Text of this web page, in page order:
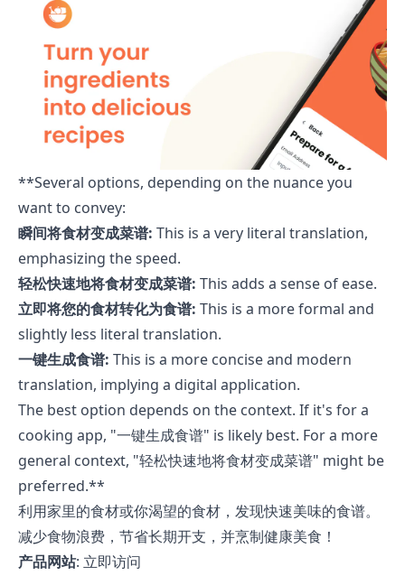
**Several options, depending on the nuance you
want to convey:
瞬间将食材变成菜谱: This is a very literal translation,
emphasizing the speed.
轻松快速地将食材变成菜谱: This adds a sense of ease.
立即将您的食材转化为食谱: This is a more formal and
slightly less literal translation.
一键生成食谱: This is a more concise and modern
translation, implying a digital application.
The best option depends on the context. If it's for a
cooking app, "一键生成食谱" is likely best. For a more
general context, "轻松快速地将食材变成菜谱" might be
preferred.**
利用家里的食材或你渴望的食材，发现快速美味的食谱。
减少食物浪费，节省长期开支，并烹制健康美食！
产品网站: 立即访问